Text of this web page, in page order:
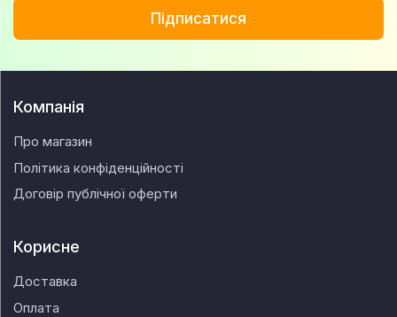
Підписатися
Компанія
Про магазин
Політика конфіденційності
Договір публічної оферти
Корисне
Доставка
Оплата